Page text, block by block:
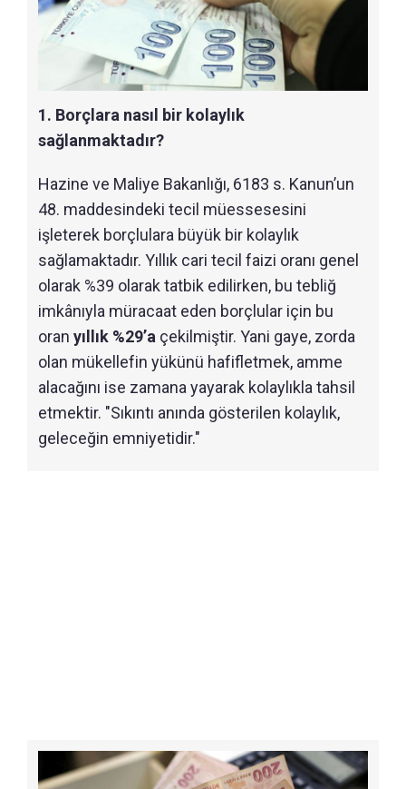
1. Borçlara nasıl bir kolaylık
sağlanmaktadır?
Hazine ve Maliye Bakanlığı, 6183 s. Kanun’un
48. maddesindeki tecil müessesesini
işleterek borçlulara büyük bir kolaylık
sağlamaktadır. Yıllık cari tecil faizi oranı genel
olarak %39 olarak tatbik edilirken, bu tebliğ
imkânıyla müracaat eden borçlular için bu
oran yıllık %29’a çekilmiştir. Yani gaye, zorda
olan mükellefin yükünü hafifletmek, amme
alacağını ise zamana yayarak kolaylıkla tahsil
etmektir. "Sıkıntı anında gösterilen kolaylık,
geleceğin emniyetidir."